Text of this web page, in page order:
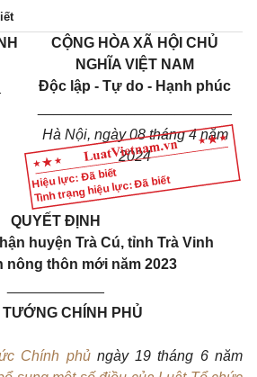
Hiệu lực: Đã biết
Tình trạng hiệu lực: Đã biết
CỘNG HÒA XÃ HỘI CHỦ
NGHĨA VIỆT NAM
Độc lập - Tự do - Hạnh phúc
Hà Nội, ngày08tháng4năm
2024
QUYẾT ĐỊNH
huyện Trà Cú, tỉnh Trà Vinh
nông thôn mới năm 2023
CHÍNH PHỦ
Chính phủ ngày 19 tháng 6 năm